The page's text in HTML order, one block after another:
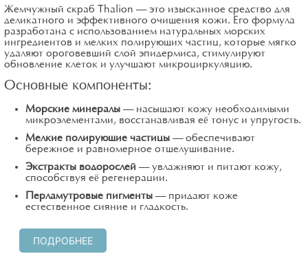
Жемчужный скраб Thalion – это изысканное средство для
деликатного и эффективного очищения кожи. Его формула
разработана с использованием натуральных морских
ингредиентов и мелких полирующих частиц, которые мягко
удаляют ороговевший слой эпидермиса, стимулируют
обновление клеток и улучшают микроциркуляцию.
Основные компоненты:
Морские минералы – насыщают кожу необходимыми
микроэлементами, восстанавливая её тонус и упругость.
Мелкие полирующие частицы – обеспечивают
бережное и равномерное отшелушивание.
Экстракты водорослей – увлажняют и питают кожу,
способствуя её регенерации.
Перламутровые пигменты – придают коже
естественное сияние и гладкость.
ПОДРОБНЕЕ